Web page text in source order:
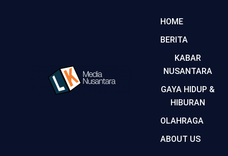
HOME
BERITA
KABAR
NUSANTARA
GAYA HIDUP &
HIBURAN
OLAHRAGA
ABOUT US